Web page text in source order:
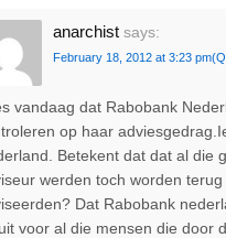
anarchist says:
February 18, 2012 at 3:23 pm
vandaag dat Rabobank
op haar
Betekent dat dat al die
werden toch worden
Dat Rabobank
voor al die mensen die door